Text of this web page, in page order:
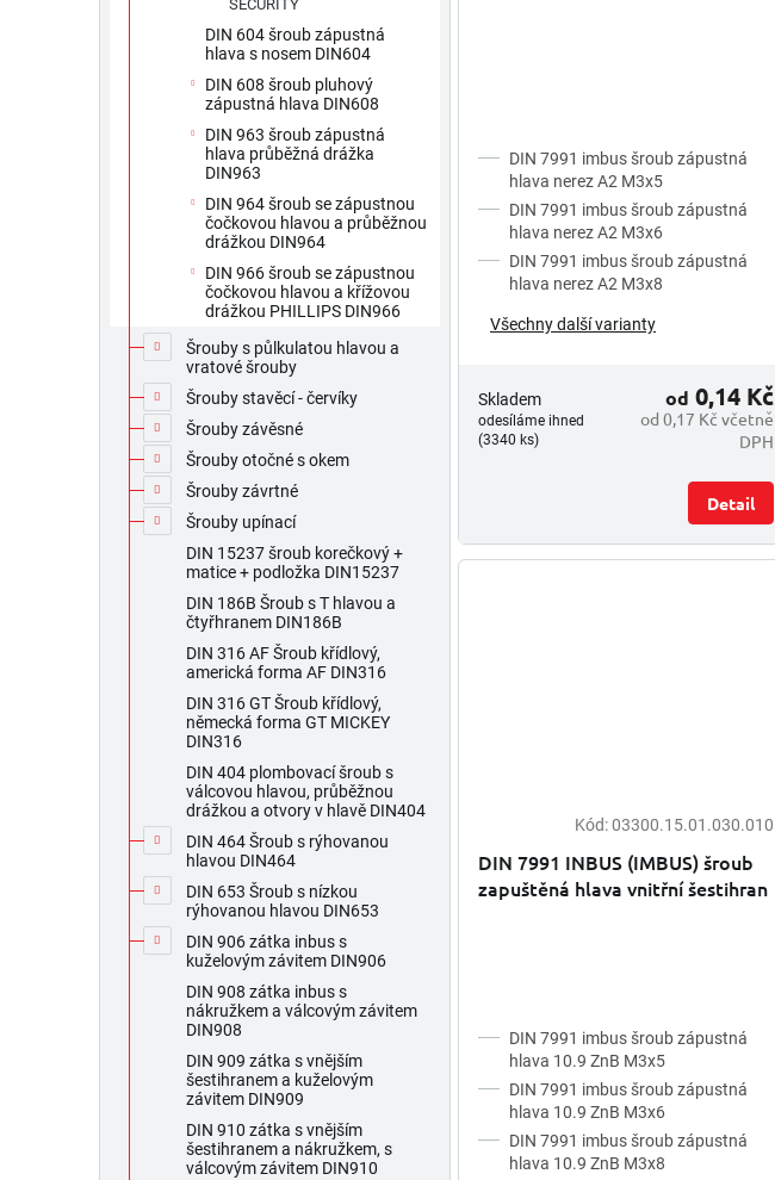
SECURITY
DIN 604 šroub zápustná
hlava s nosem DIN604
DIN 608 šroub pluhový
zápustná hlava DIN608
DIN 963 šroub zápustná
hlava průběžná drážka
DIN963
DIN 964 šroub se zápustnou
čočkovou hlavou a průběžnou
drážkou DIN964
DIN 966 šroub se zápustnou
čočkovou hlavou a křížovou
drážkou PHILLIPS DIN966
Šrouby s půlkulatou hlavou a
vratové šrouby
Šrouby stavěcí - červíky
Šrouby závěsné
Šrouby otočné s okem
Šrouby závrtné
Šrouby upínací
DIN 15237 šroub korečkový +
matice + podložka DIN15237
DIN 186B Šroub s T hlavou a
čtyřhranem DIN186B
DIN 316 AF Šroub křídlový,
americká forma AF DIN316
DIN 316 GT Šroub křídlový,
německá forma GT MICKEY
DIN316
DIN 404 plombovací šroub s
válcovou hlavou, průběžnou
drážkou a otvory v hlavě DIN404
DIN 464 Šroub s rýhovanou
hlavou DIN464
DIN 653 Šroub s nízkou
rýhovanou hlavou DIN653
DIN 906 zátka inbus s
kuželovým závitem DIN906
DIN 908 zátka inbus s
nákružkem a válcovým závitem
DIN908
DIN 909 zátka s vnějším
šestihranem a kuželovým
závitem DIN909
DIN 910 zátka s vnějším
šestihranem a nákružkem, s
válcovým závitem DIN910
DIN 7991 imbus šroub zápustná
hlava nerez A2 M3x5
DIN 7991 imbus šroub zápustná
hlava nerez A2 M3x6
DIN 7991 imbus šroub zápustná
hlava nerez A2 M3x8
Všechny další varianty
Skladem
odesíláme ihned
(3340 ks)
od 0,17 Kč včetně
DPH
od 0,14 Kč
Detail
produktu
je
Kód:03300.15.01.030.010
DIN 7991 INBUS (IMBUS) šroub
zapuštěná hlava vnitřní šestihran
DIN 7991 imbus šroub zápustná
hlava 10.9 ZnB M3x5
DIN 7991 imbus šroub zápustná
hlava 10.9 ZnB M3x6
DIN 7991 imbus šroub zápustná
hlava 10.9 ZnB M3x8